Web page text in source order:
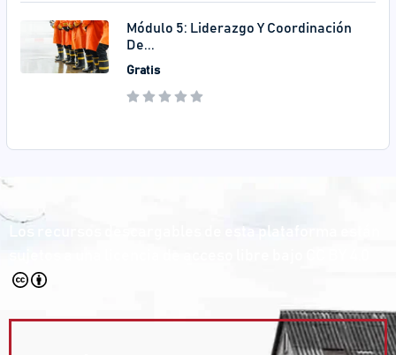
Módulo 5: Liderazgo Y Coordinación
De...
Gratis
Los recursos descargables de esta plataforma están